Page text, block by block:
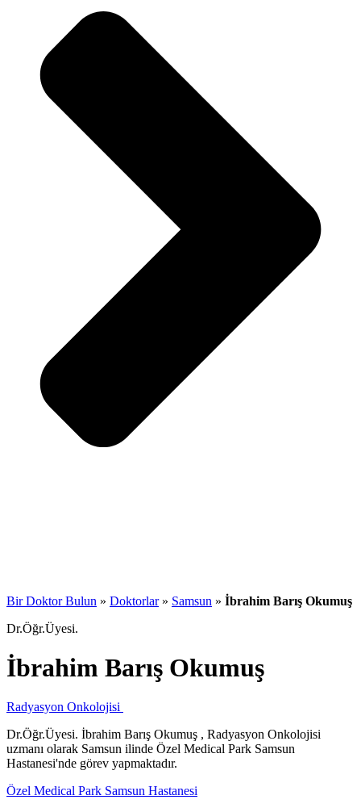
Bir Doktor Bulun » Doktorlar» Samsun » İbrahim Barış Okumuş
Dr.Öğr.Üyesi.
İbrahim Barış Okumuş
Radyasyon Onkolojisi
Dr.Öğr.Üyesi. İbrahim Barış Okumuş , Radyasyon Onkolojisi
uzmanı olarak Samsun ilinde Özel Medical Park Samsun
Hastanesi'nde görev yapmaktadır.
Özel Medical Park Samsun Hastanesi